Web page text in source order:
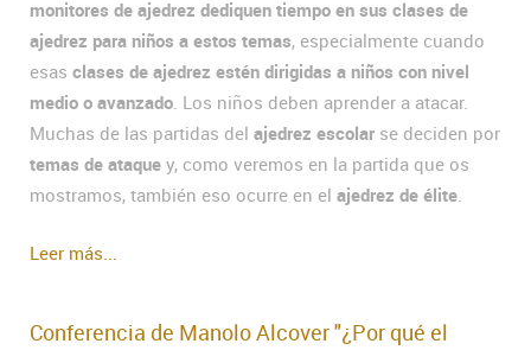
monitores de ajedrez dediquen tiempo en sus clases de
ajedrez para niños a estos temas, especialmente cuando
esas clases de ajedrez estén dirigidas a niños con nivel
medio o avanzado. Los niños deben aprender a atacar.
Muchas de las partidas del ajedrez escolar se deciden por
temas de ataque y, como veremos en la partida que os
mostramos, también eso ocurre en el ajedrez de élite.
Leer más...
Conferencia de Manolo Alcover "¿Por qué el